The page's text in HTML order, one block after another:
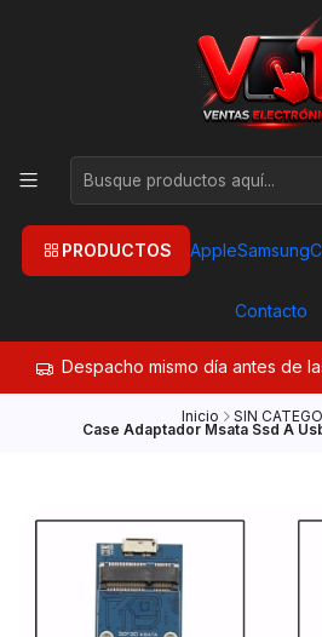
PRODUCTOS AppleSamsung
Contacto
Despacho mismo día antes de
Inicio SIN
Case Adaptador Msata Ssd A